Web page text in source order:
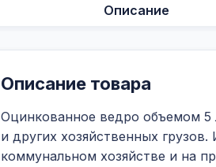
Описание
Описание товара
Оцинкованное ведро объемом 5
и других хозяйственных
коммунальном хозяйстве и на